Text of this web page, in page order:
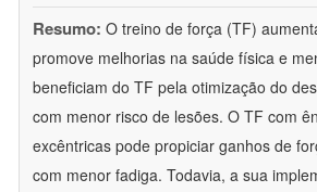
Resumo: O treino de força (TF)
promove melhorias na saúde física e
beneficiam do TF pela otimização do
com menor risco de lesões. O TF com
excêntricas pode propiciar ganhos de
com menor fadiga. Todavia, a sua